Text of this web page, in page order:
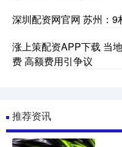
深圳配资网官网 苏州：
涨上策配资APP下载 当
费 高额费用引争议
推荐资讯